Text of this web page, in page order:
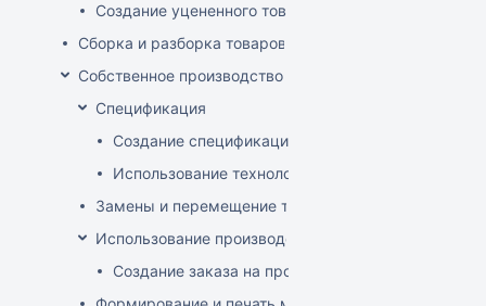
Создание уцененного товара
Сборка и разборка товаров
Собственное производство
Спецификация
Создание спецификации
Использование технологий
Замены и перемещение товаров в
Использование производственного заказа
Создание заказа на производство изделия